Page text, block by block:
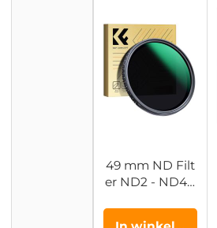
49 mm ND Filt
er ND2 - ND40